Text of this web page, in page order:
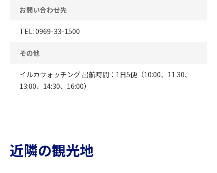
お問い合わせ先
TEL: 0969-33-1500
その他
イルカウォッチング 出航時間：1日5便（10:00、11:30、
13:00、14:30、16:00）
近隣の観光地